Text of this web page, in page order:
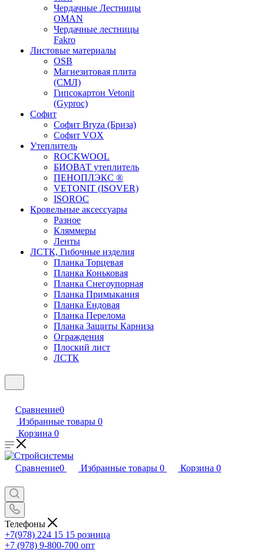
Чердачные Лестницы
OMAN
Чердачные лестницы
Fakro
Листовые материалы
OSB
Магнезитовая плита
(СМЛ)
Гипсокартон Vetonit
(Gyproc)
Софит
Софит Bryza (Бриза)
Софит VOX
Утеплитель
ROCKWOOL
БИОВАТ утеплитель
ПЕНОПЛЭКС ®
VETONIT (ISOVER)
ISOROC
Кровельные аксессуары
Разное
Кляммеры
Ленты
ЛСТК, Гибочные изделия
Планка Торцевая
Планка Коньковая
Планка Снегоупорная
Планка Примыкания
Планка Ендовая
Планка Перелома
Планка Защиты Карниза
Ограждения
Плоский лист
ЛСТК
Сравнение0
Избранные товары 0
Корзина 0
Сравнение0 Избранные товары 0 Корзина 0
Телефоны
+7(978) 224 15 15 розница
+7 (978) 9-800-700 опт